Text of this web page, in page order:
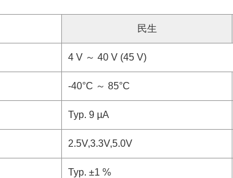
民生
4 V ～ 40 V (45 V)
-40°C ～ 85°C
Typ. 9 µA
2.5V,3.3V,5.0V
Typ. ±1 %